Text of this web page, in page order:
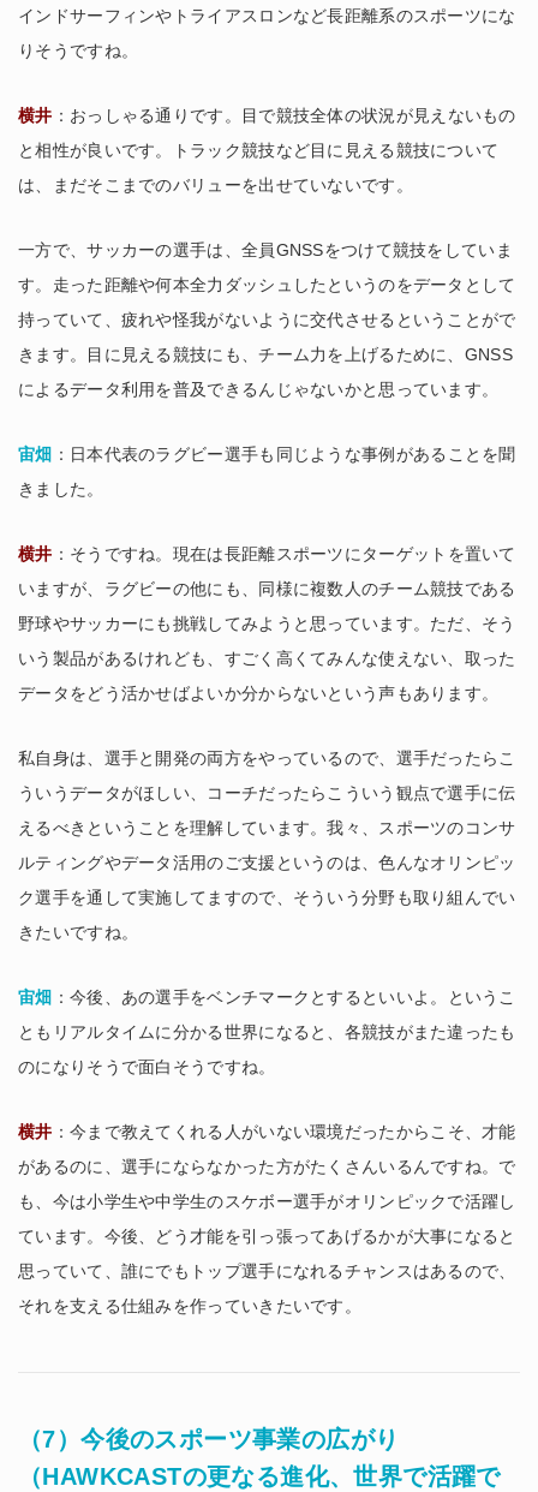
インドサーフィンやトライアスロンなど長距離系のスポーツにな
りそうですね。
横井 ：おっしゃる通りです。目で競技全体の状況が見えないもの
と相性が良いです。トラック競技など目に見える競技について
は、まだそこまでのバリューを出せていないです。
一方で、サッカーの選手は、全員GNSSをつけて競技をしていま
す。走った距離や何本全力ダッシュしたというのをデータとして
持っていて、疲れや怪我がないように交代させるということがで
きます。目に見える競技にも、チーム力を上げるために、GNSS
によるデータ利用を普及できるんじゃないかと思っています。
宙畑 ：日本代表のラグビー選手も同じような事例があることを聞
きました。
横井 ：そうですね。現在は長距離スポーツにターゲットを置いて
いますが、ラグビーの他にも、同様に複数人のチーム競技である
野球やサッカーにも挑戦してみようと思っています。ただ、そう
いう製品があるけれども、すごく高くてみんな使えない、取った
データをどう活かせばよいか分からないという声もあります。
私自身は、選手と開発の両方をやっているので、選手だったらこ
ういうデータがほしい、コーチだったらこういう観点で選手に伝
えるべきということを理解しています。我々、スポーツのコンサ
ルティングやデータ活用のご支援というのは、色んなオリンピッ
ク選手を通して実施してますので、そういう分野も取り組んでい
きたいですね。
宙畑 ：今後、あの選手をベンチマークとするといいよ。というこ
ともリアルタイムに分かる世界になると、各競技がまた違ったも
のになりそうで面白そうですね。
横井 ：今まで教えてくれる人がいない環境だったからこそ、才能
があるのに、選手にならなかった方がたくさんいるんですね。で
も、今は小学生や中学生のスケボー選手がオリンピックで活躍し
ています。今後、どう才能を引っ張ってあげるかが大事になると
思っていて、誰にでもトップ選手になれるチャンスはあるので、
それを支える仕組みを作っていきたいです。
（7）今後のスポーツ事業の広がり
（HAWKCASTの更なる進化、世界で活躍で